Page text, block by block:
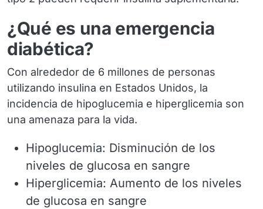
¿Qué es una emergencia
diabética?
Con alrededor de 6 millones de personas
utilizando insulina en Estados Unidos, la
incidencia de hipoglucemia e hiperglicemia son
una amenaza para la vida.
Hipoglucemia: Disminución de los
niveles de glucosa en sangre
Hiperglicemia: Aumento de los niveles
de glucosa en sangre